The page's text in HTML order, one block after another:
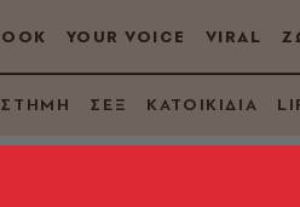
YOUR VOICE VIRAL
ΣΕΞ ΚΑΤΟΙΚΙΔΙΑ